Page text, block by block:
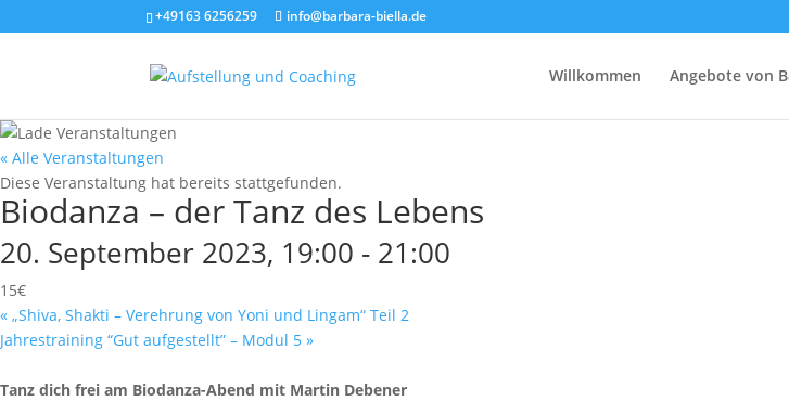
+49163 6256259 info@barbara-biella.de
Willkommen Angebote von
« Alle Veranstaltungen
Diese Veranstaltung hat bereits stattgefunden.
Biodanza – der Tanz des Lebens
20. September 2023, 19:00 - 21:00
15€
« „Shiva, Shakti – Verehrung von Yoni und Lingam“ Teil 2
Jahrestraining “Gut aufgestellt” – Modul 5 »
Tanz dich frei am Biodanza-Abend mit Martin Debener